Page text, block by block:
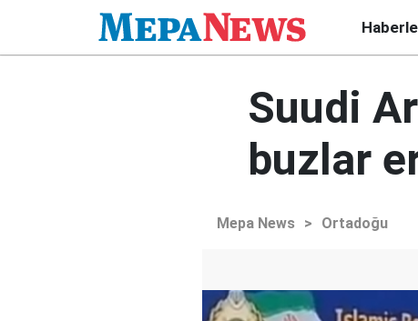
Suudi
buzlar
Mepa News > Ortadoğu